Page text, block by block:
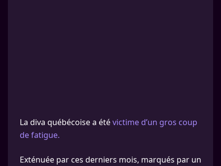
La diva québécoise a étévictime d’un gros coup
de fatigue.
Exténuée par ces derniers mois, marqués par un